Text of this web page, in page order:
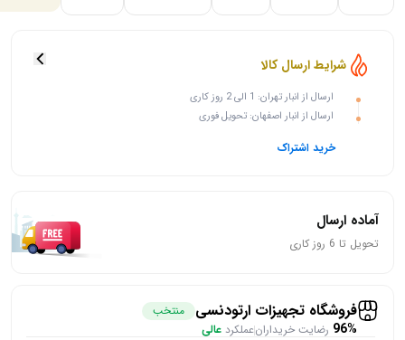
شرایط ارسال کالا
ارسال از انبار تهران: 1 الی 2 روز کاری
ارسال از انبار اصفهان: تحویل فوری
خرید اشتراک
آماده ارسال
تحویل تا 6 روز کاری
فروشگاه تجهیزات ارتودنسی منتخب
96% رضایت خریدارانعملکرد عالی